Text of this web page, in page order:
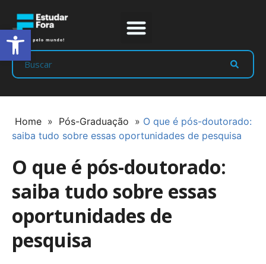
Home » Pós-Graduação » O que é pós-doutorado:
saiba tudo sobre essas oportunidades de pesquisa
O que é pós-doutorado:
saiba tudo sobre essas
oportunidades de
pesquisa
Abrir a barra de ferramentas